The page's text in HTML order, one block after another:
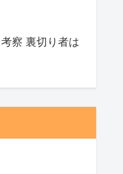
察 裏切り者は